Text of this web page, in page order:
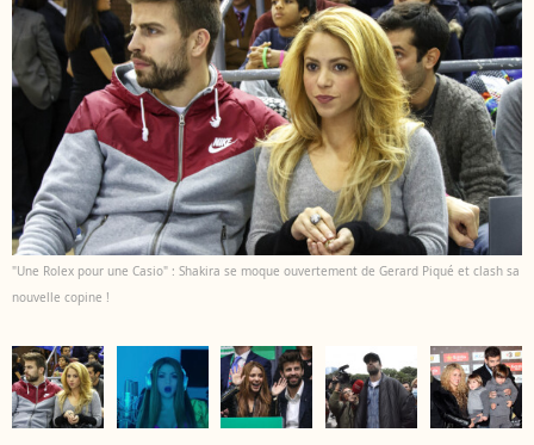
"Une Rolex pour une Casio" : Shakira se moque ouvertement de Gerard Piqué et clash sa
nouvelle copine !